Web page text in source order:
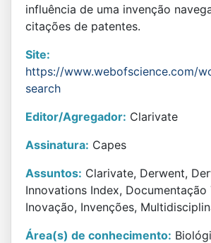
influência de uma invenção
citações de patentes.
Site:
https://www.webofscience.com/
search
Editor/Agregador: Clarivate
Assinatura: Capes
Assuntos: Clarivate, Derwent,
Innovations Index, Documentação
Inovação, Invenções,
Área(s) de conhecimento: